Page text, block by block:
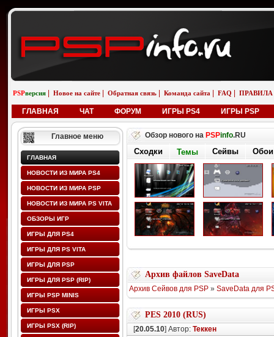
PSPверсия Новое на сайте Обратная связь Команда сайта FAQ ПРАВИЛА
ГЛАВНАЯ ЧАТ ФОРУМ ИГРЫ PS4 ИГРЫ PSP
Главное меню
ГЛАВНАЯ
НОВОСТИ ИЗ МИРА PS4
НОВОСТИ ИЗ МИРА PSP
НОВОСТИ ИЗ МИРА PS VITA
ОБЗОРЫ ИГР
ИГРЫ ДЛЯ PS4
ИГРЫ ДЛЯ PS VITA
ИГРЫ ДЛЯ PSP
ИГРЫ ДЛЯ PSP (RIP)
ИГРЫ PSP MINIS
ИГРЫ PSX
ИГРЫ PSX (RIP)
Обзор нового на PSPinfo.RU
Сходки Темы Сейвы Обои
Архив файлов SaveData
Архив Сейвов для PSP» SaveData для
PES 2010 (RUS)
[20.05.10] Автор: Теккен